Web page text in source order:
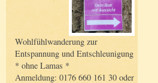
Wohlfühlwanderung zur
Entspannung und Entschleunigung
* ohne Lamas *
Anmeldung: 0176 660 161 30 oder